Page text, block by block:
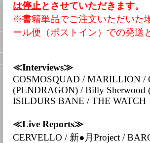
は停止とさせていただきます。
※書籍単品でご注文いただいた
ール便（ポストイン）での発送
≪Interviews≫
COSMOSQUAD / MARILLION /
(PENDRAGON) / Billy Sherwood
ISILDURS BANE / THE WATCH
≪Live Reports≫
CERVELLO / 新●月Project /